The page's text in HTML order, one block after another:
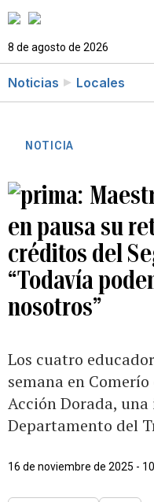
8 de agosto de 2026
Noticias Locales
NOTICIA
en pausa su
créditos del
“Todavía
nosotros”
Los cuatro
semana en
Acción Dorada,
Departamento del
16 de noviembre de 2025 -